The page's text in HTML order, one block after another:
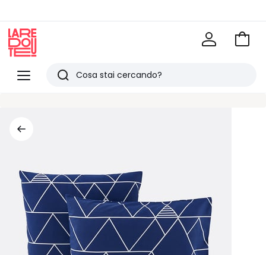
Menu
Redoute
Ricerca
Vai